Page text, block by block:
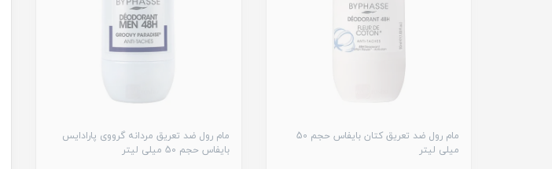
مام رول ضد تعریق کتان بایفاس حجم 50
میلی لیتر
مام رول ضد تعریق مردانه گرووی پارادایس
بایفاس حجم 50 میلی لیتر